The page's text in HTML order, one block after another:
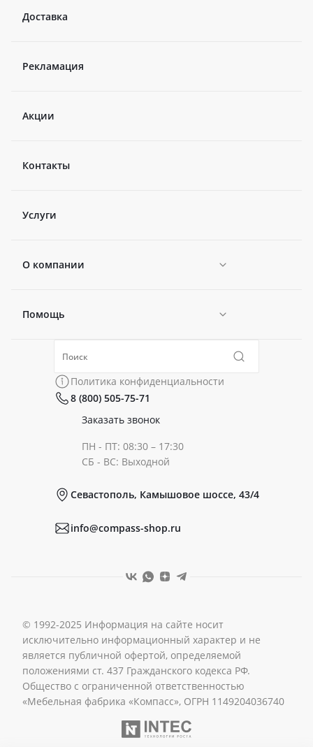
Доставка
Рекламация
Акции
Контакты
Услуги
О компании
Новости
Политика конфиденциальности
Помощь
Коллекции
Политика конфиденциальности
8 (800) 505-75-71
Заказать звонок
ПН - ПТ: 08:30 – 17:30
СБ - ВС: Выходной
Севастополь, Камышовое шоссе, 43/4
info@compass-shop.ru
© 1992-2025 Информация на сайте носит
исключительно информационный характер и не
является публичной офертой, определяемой
положениями ст. 437 Гражданского кодекса РФ.
Общество с ограниченной ответственностью
«Мебельная фабрика «Компасс», ОГРН 1149204036740